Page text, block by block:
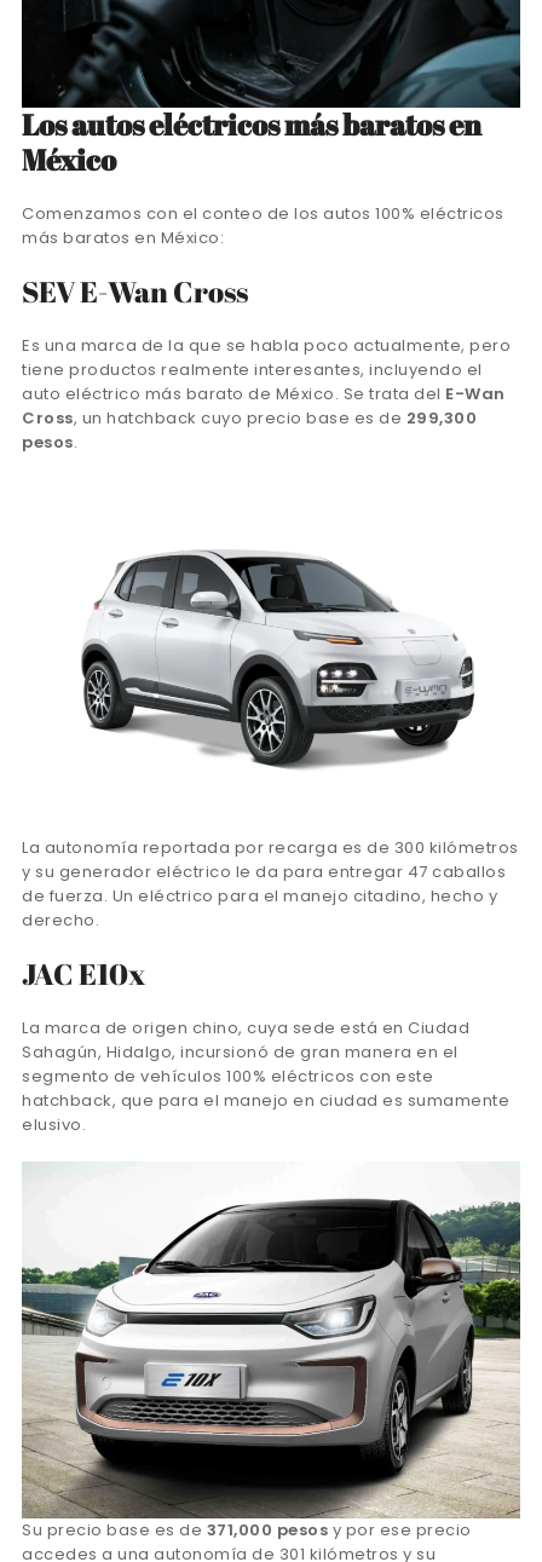
Los autos eléctricos más baratos en
México
Comenzamos con el conteo de los autos 100% eléctricos
más baratos en México:
SEV E-Wan Cross
Es una marca de la que se habla poco actualmente, pero
tiene productos realmente interesantes, incluyendo el
auto eléctrico más barato de México. Se trata del E-Wan
Cross, un hatchback cuyo precio base es de 299,300
pesos.
La autonomía reportada por recarga es de 300 kilómetros
y su generador eléctrico le da para entregar 47 caballos
de fuerza. Un eléctrico para el manejo citadino, hecho y
derecho.
JAC E10x
La marca de origen chino, cuya sede está en Ciudad
Sahagún, Hidalgo, incursionó de gran manera en el
segmento de vehículos 100% eléctricos con este
hatchback, que para el manejo en ciudad es sumamente
elusivo.
Su precio base es de 371,000 pesos y por ese precio
accedes a una autonomía de 301 kilómetros y su